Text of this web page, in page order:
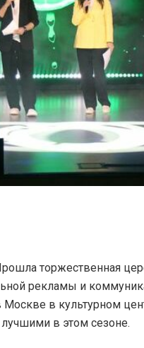
торжественная
рекламы и
Москве в культурном
лучшими в этом сезоне.